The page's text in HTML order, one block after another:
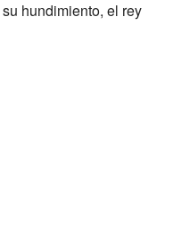
hundimiento, el rey